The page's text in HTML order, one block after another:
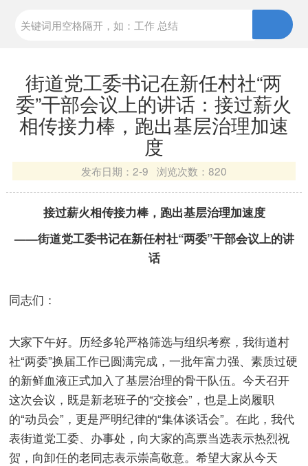
街道党工委书记在新任村社“两
委”干部会议上的讲话：接过薪火
相传接力棒，跑出基层治理加速
度
发布日期： 2-9 浏览次数： 820
接过薪火相传接力棒，跑出基层治理加速度
——街道党工委书记在新任村社“两委”干部会议上的讲
话
同志们：
大家下午好。历经多轮严格筛选与组织考察，我街道村
社“两委”换届工作已圆满完成，一批年富力强、素质过硬
的新鲜血液正式加入了基层治理的骨干队伍。今天召开
这次会议，既是新老班子的“交接会”，也是上岗履职
的“动员会”，更是严明纪律的“集体谈话会”。在此，我代
表街道党工委、办事处，向大家的高票当选表示热烈祝
贺，向卸任的老同志表示崇高敬意。希望大家从今天